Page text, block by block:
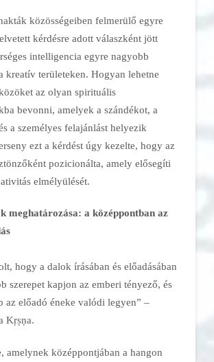
közösségeiben felmerülő egyre
kérdésre adott válaszként jött
intelligencia egyre nagyobb
kreatív területeken. Hogyan lehetne
az olyan spirituális
bevonni, amelyek a szándékot, a
a személyes felajánlást helyezik
ezt a kérdést úgy kezelte, hogy az
pozicionálta, amely elősegíti
elmélyülését.
meghatározása: a középpontban az
hogy a dalok írásában és előadásában
szerepet kapjon az emberi tényező, és
az előadó éneke valódi legyen” –
Kṛṣṇa.
amelynek középpontjában a hangon